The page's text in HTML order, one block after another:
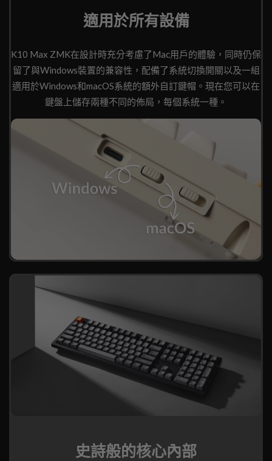
適用於所有設備
K10 Max ZMK在設計時充分考慮了Mac用戶的體驗，同時仍保
留了與Windows裝置的兼容性，配備了系統切換開關以及一組
適用於Windows和macOS系統的額外自訂鍵帽。現在您可以在
鍵盤上儲存兩種不同的佈局，每個系統一種。
史詩般的核心內部